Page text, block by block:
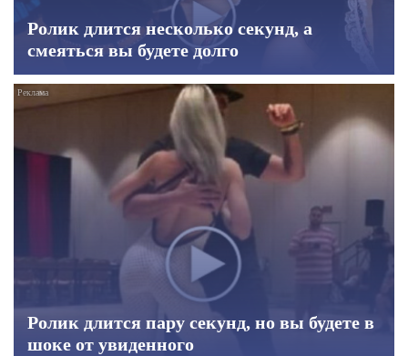
Ролик длится несколько секунд, а
смеяться вы будете долго
Ролик длится пару секунд, но вы будете в
шоке от увиденного